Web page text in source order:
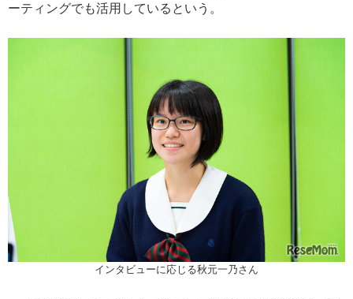
ーティングでも活用しているという。
インタビューに応じる秋元一乃さん